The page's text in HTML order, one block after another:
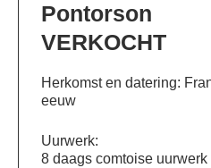
VERKOCHT
Herkomst en datering:
eeuw
Uurwerk:
8 daags comtoise